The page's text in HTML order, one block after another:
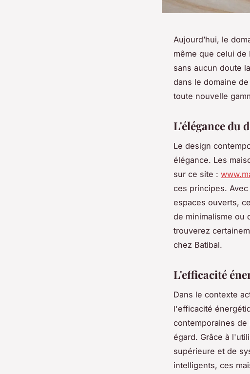
Aujourd’hui, le
même que celui de
sans aucun doute
dans le domaine
toute nouvelle
L'élégance du
Le design
élégance. Les
sur ce site :
ces principes.
espaces ouverts,
de minimalisme ou
trouverez
chez Batibal.
L'efficacité
Dans le contexte
l'efficacité
contemporaines
égard. Grâce à
supérieure et de
intelligents, ces